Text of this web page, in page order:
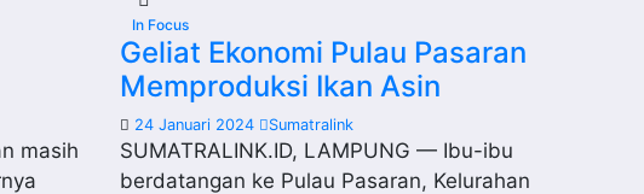
masih
In Focus
Geliat Ekonomi Pulau Pasaran
Memproduksi Ikan Asin
24 Januari 2024 Sumatralink
SUMATRALINK.ID, LAMPUNG — Ibu-ibu
berdatangan ke Pulau Pasaran, Kelurahan